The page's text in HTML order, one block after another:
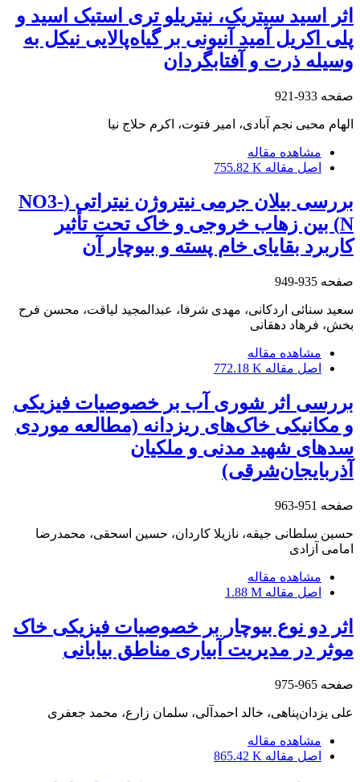
اثر اسید سیتریک، نیتریلو تری استیک اسید و
پلی اکریل آمید آنیونی بر گیاه‌پالایی نیکل به
وسیله ذرت و آفتابگردان
صفحه 933-921
الهام محبی نجم آبادی، امیر فتوت، اکرم حلاج نیا
مشاهده مقاله
اصل مقاله 755.82 K
بررسی بیلان جرمی نیتروژن نیتراتی (NO3-
N) بین زهاب خروجی و خاک تحت‏ تأثیر
کاربرد بقایای خام پسته و بیوچار آن
صفحه 935-949
سعید سنائی اردکانی، مهدی شرفا، عبدالمجید لیاقت، محسن فرح
بخش، فرهاد دهقانی
مشاهده مقاله
اصل مقاله 772.18 K
بررسی اثر ‌‌شوری آب بر خصوصیات فیزیکی
و مکانیکی خاک‌های ریزدانه (مطالعه موردی
سدهای شهید مدنی و ملکیان
آذربایجان‌شرقی)
صفحه 951-963
حسین سلطانی جیقه، نازیلا کاردان، حسین اسحقی، محمدرضا
امامی آزادی
مشاهده مقاله
اصل مقاله 1.88 M
اثر دو نوع بیوچار بر خصوصیات فیزیکی خاک
موثر در مدیریت آبیاری مناطق بیابانی
صفحه 965-975
علی یزدان‌پناهی، خالد احمدآلی، سلمان زارع، محمد جعفری
مشاهده مقاله
اصل مقاله 865.42 K